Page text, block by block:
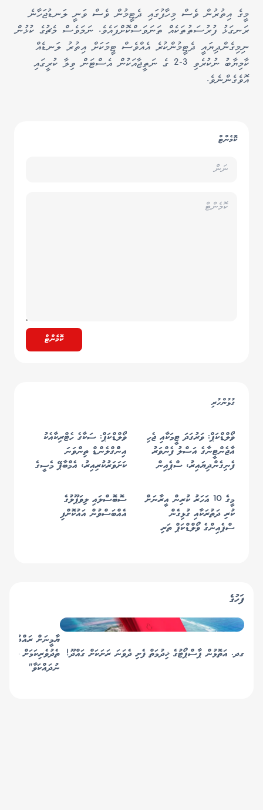
މީގެ އިތުރުން ވެސް މިހާފުގައި ދެޓީމުން ވެސް ވަނީ ލަނޑުޖަހާނެ
ރަނގަޅު ފުރުސަތުތަކެއް ތަނަވަސްކޮށްފައެވެ. ނަމަވެސް މެޗުގެ ކުޅުން
ނިމިގެންދިޔައީ ދެޓީމުންކުރެ އެއްވެސް ޓީމަކަށް އިތުރު ލަނޑެއް
ކާމިޔާބު ނުކުރެވި 3-2 ގެ ނަތީޖާއަކުން އެސްޓަން ވިލާ ކުރީގައި
އޮވެގެންނެވެ.
ކޮމެންޓް
ކޮމެންޓް
ގުޅުންހުރި
ވޯލްޑްކަޕް: ވަރުގަދަ ޓީމަކާއި ޖެހި
އާޖެންޓީނާގެ އަސްލު ފެންވަރު
ފެނިގެންދިޔައިރު، ސްޕެއިން
ވޯލްޑްކަޕް: ސަކާގެ ހެޓްރިކާއެކު
އިންްގްލެންޑް ތިންވަނަ
ކަށަވަރުކުރިއިރު، އެމްބާޕޭ މެސީގެ
މީގެ 10 އަހަރު ކުރިން އީރާނަށް
ކުރި ދަތުރަކާއި ގުޅިގެން
ސްޕެއިންގެ ވޯލްޑްކަޕް ތަރި
ސޮބޮސްލައި ލިވަޕޫލުގެ
އެއްބަސްވުން އައުކޮށްފި
ފަހުގެ
ގދ. އަތޮޅުން ޕާސްޕޯޓުގެ ޚިދުމަތް ފެށި ދެވަނަ ރަށަކަށް ގައްދޫ!
ޔާމީނަށް
ތެދުވެރިކަމަށް
ނުދައްކަވާ"